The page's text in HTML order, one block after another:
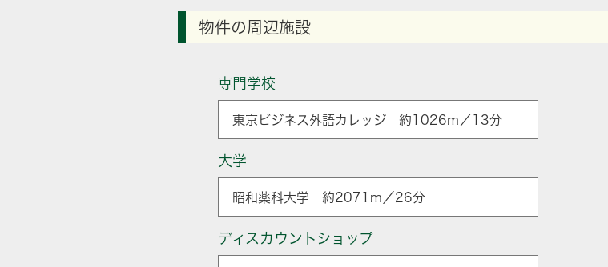
物件の周辺施設
専門学校
東京ビジネス外語カレッジ 約1026m／13分
大学
昭和薬科大学 約2071m／26分
ディスカウントショップ